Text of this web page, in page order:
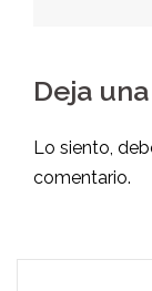
Deja
Lo siento,
comentario.